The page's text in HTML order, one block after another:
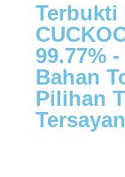
Terbukti
99.77%
Bahan
Pilihan